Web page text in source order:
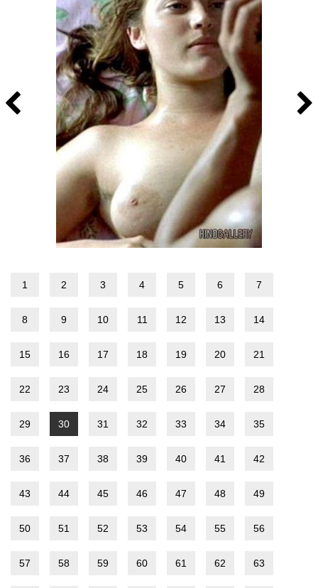
1 2 3 4 5 6 7
8 9 10 11 12 13 14
15 16 17 18 19 20 21
22 23 24 25 26 27 28
29 30 31 32 33 34 35
36 37 38 39 40 41 42
43 44 45 46 47 48 49
50 51 52 53 54 55 56
57 58 59 60 61 62 63